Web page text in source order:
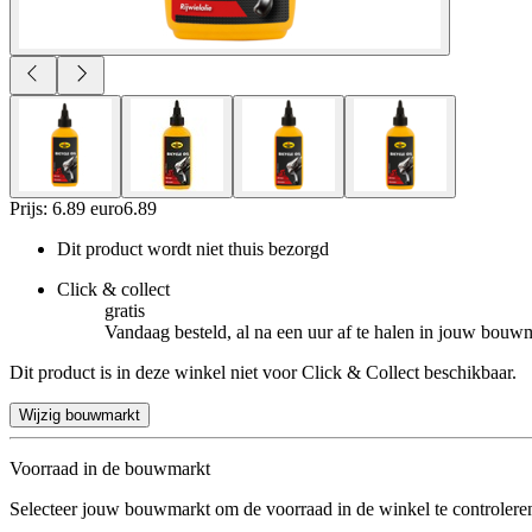
Prijs: 6.89 euro6.89
Dit product wordt niet thuis bezorgd
Click & collect
gratis
Vandaag besteld, al na een uur af te halen in jouw
Dit product is in deze winkel niet voor Click & Collect beschikbaar.
Wijzig bouwmarkt
Voorraad in de bouwmarkt
Selecteer jouw bouwmarkt om de voorraad in de winkel te